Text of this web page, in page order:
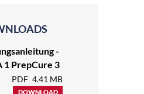
-
1 PrepCure 3
PDF 4.41 MB
DOWNLOAD